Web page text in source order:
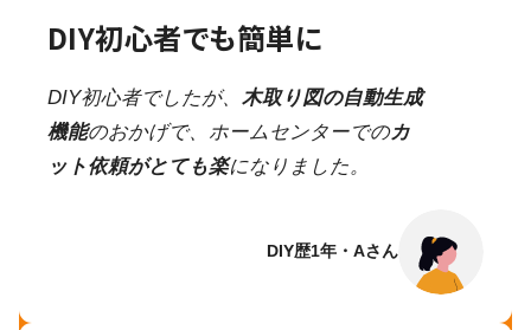
DIY初心者でも簡単に
DIY初心者でしたが、 木取り図の自動生成
機能のおかげで、ホームセンターでのカ
ット依頼がとても楽になりました。
DIY歴1年・Aさん